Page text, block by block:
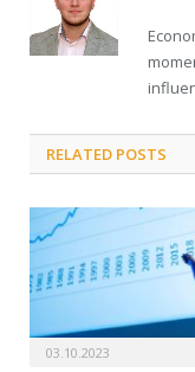
RELATED POSTS
03.10.2023